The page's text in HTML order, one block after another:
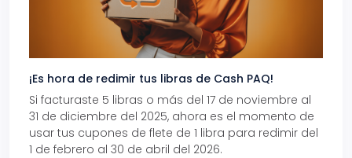
¡Es hora de redimir tus libras de Cash PAQ!
Si facturaste 5 libras o más del 17 de noviembre al
31 de diciembre del 2025, ahora es el momento de
usar tus cupones de flete de 1 libra para redimir del
1 de febrero al 30 de abril del 2026.